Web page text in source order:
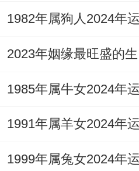
得师长、长辈的指点
冲」，标记突发的变
关联环境变动、学业转
态迎接变动。
农历三月（辰月）、